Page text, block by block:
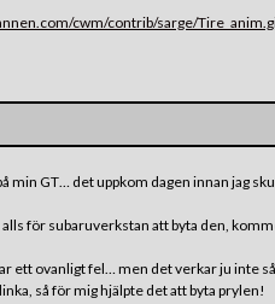
cwm/contrib/sarge/
min GT… det uppkom dagen innan jag
för subaruverkstan att byta den,
ett ovanligt fel… men det verkar ju inte
så för mig hjälpte det att byta prylen!